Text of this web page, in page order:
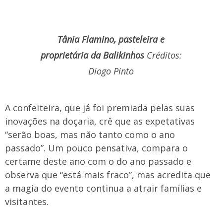
Tânia Flamino, pasteleira e
proprietária da BalikinhosCréditos:
Diogo Pinto
A confeiteira, que já foi premiada pelas suas
inovações na doçaria, crê que as expetativas
“serão boas, mas não tanto como o ano
passado”. Um pouco pensativa, compara o
certame deste ano com o do ano passado e
observa que “está mais fraco”, mas acredita que
a magia do evento continua a atrair famílias e
visitantes.